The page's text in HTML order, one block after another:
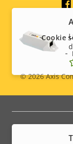
propriété
Puissance
Tension
Legal
menu
© 2026Axis
Cookie